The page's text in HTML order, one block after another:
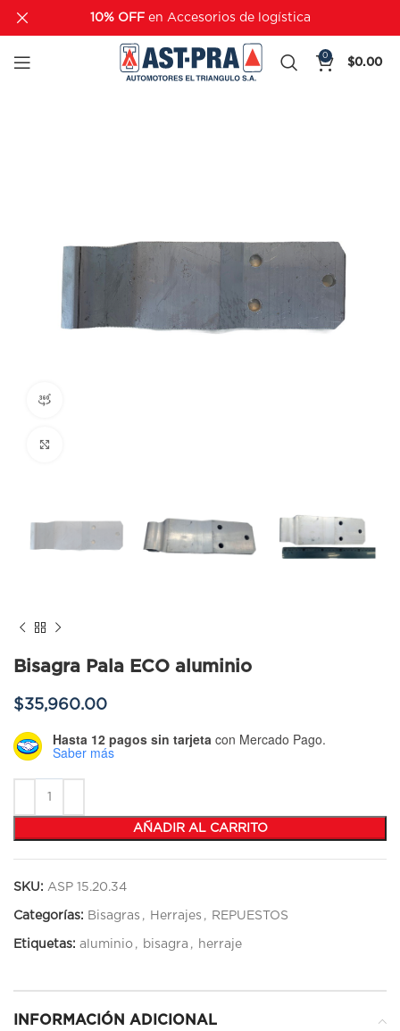
0
$0.00
Bisagra Pala ECO aluminio
$35,960.00
Hasta 12 pagos sin tarjeta con Mercado Pago.
Saber más
AÑADIR AL CARRITO
SKU: ASP 15.20.34
Categorías: Bisagras , Herrajes , REPUESTOS
Etiquetas: aluminio , bisagra , herraje
INFORMACIÓN ADICIONAL
10% OFFen Accesorios de logística